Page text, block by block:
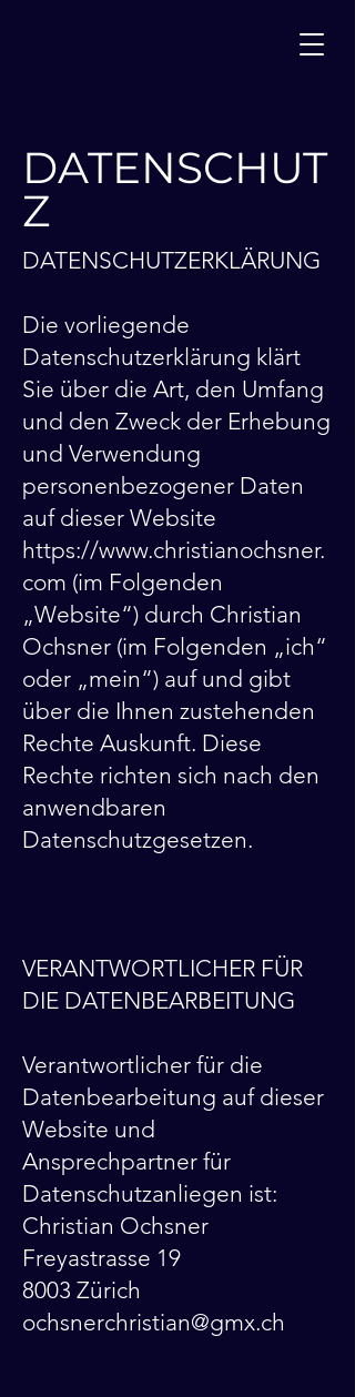
DATENSCHUT
Z
DATENSCHUTZERKLÄRUNG
Die vorliegende
Datenschutzerklärung klärt
Sie über die Art, den Umfang
und den Zweck der Erhebung
und Verwendung
personenbezogener Daten
auf dieser Website
https://www.christianochsner.
com (im Folgenden
„Website“) durch Christian
Ochsner (im Folgenden „ich“
oder „mein“) auf und gibt
über die Ihnen zustehenden
Rechte Auskunft. Diese
Rechte richten sich nach den
anwendbaren
Datenschutzgesetzen.
VERANTWORTLICHER FÜR
DIE DATENBEARBEITUNG
Verantwortlicher für die
Datenbearbeitung auf dieser
Website und
Ansprechpartner für
Datenschutzanliegen ist:
Christian Ochsner
Freyastrasse 19
8003 Zürich
ochsnerchristian@gmx.ch